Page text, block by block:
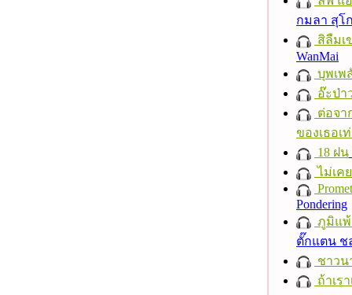
กมลา สุโ
สิลืมเ
WanMai
บุพเพ
อ๊ะป่า
ต่อจา
ของเธอเ
18 ฝน
ไม่เคย
Pondering
ภูมิแพ้
ตั๊กแตน ช
ชาวน
ถ้าเร